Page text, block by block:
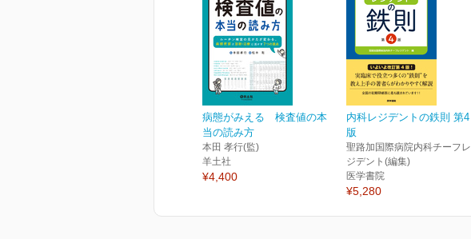
病態がみえる 検査値の本
当の読み方
本田 孝行(監)
羊土社
¥4,400
内科レジデントの鉄則 第4
版
聖路加国際病院内科チーフレ
ジデント(編集)
医学書院
¥5,280